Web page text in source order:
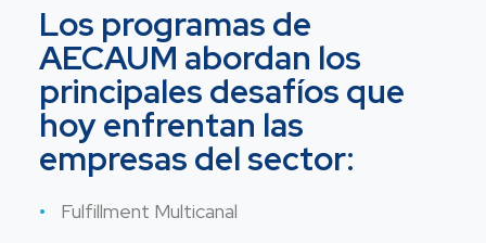
Los programas de
AECAUM abordan los
principales desafíos que
hoy enfrentan las
empresas del sector:
Fulfillment Multicanal